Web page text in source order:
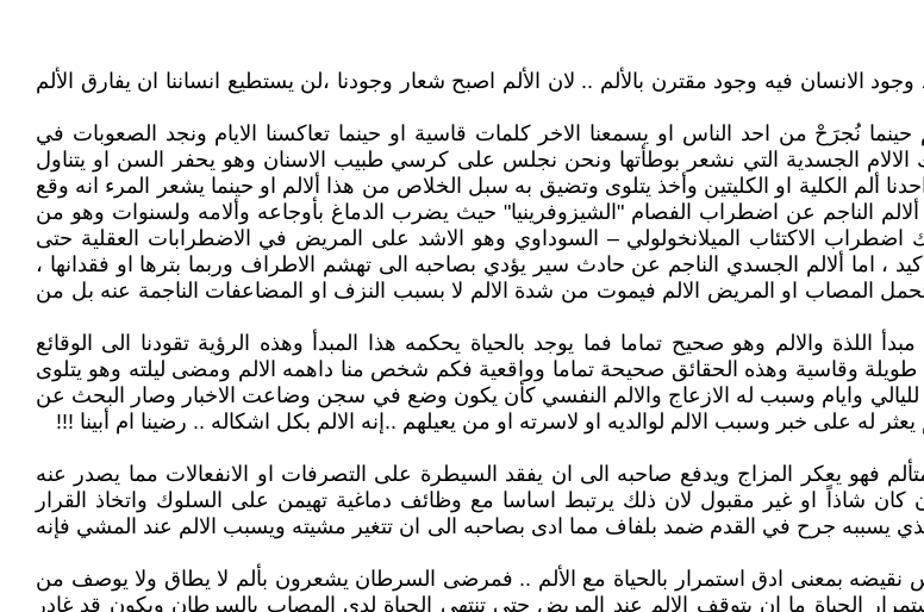
الانسان فيه وجود مقترن بالألم .. لان الألم اصبح شعار وجودنا ،لن يستطيع انساننا ان يفارق الألم
حينما نُجرَحْ من احد الناس او يسمعنا الاخر كلمات قاسية او حينما تعاكسنا الايام ونجد الصعوبات في
الالام الجسدية التي نشعر بوطأتها ونحن نجلس على كرسي طبيب الاسنان وهو يحفر السن او يتناول
ألم الكلية او الكليتين وأخذ يتلوى وتضيق به سبل الخلاص من هذا ألالم او حينما يشعر المرء انه وقع
الناجم عن اضطراب الفصام "الشيزوفرينيا" حيث يضرب الدماغ بأوجاعه وألامه ولسنوات وهو من
اضطراب الاكتئاب الميلانخولولي – السوداوي وهو الاشد على المريض في الاضطرابات العقلية حتى
، اما ألالم الجسدي الناجم عن حادث سير يؤدي بصاحبه الى تهشم الاطراف وربما بترها او فقدانها ،
يتحمل المصاب او المريض الالم فيموت من شدة الالم لا بسبب النزف او المضاعفات الناجمة عنه بل من
اللذة والالم وهو صحيح تماما فما يوجد بالحياة يحكمه هذا المبدأ وهذه الرؤية تقودنا الى الوقائع
وقاسية وهذه الحقائق صحيحة تماما وواقعية فكم شخص منا داهمه الالم ومضى ليلته وهو يتلوى
وايام وسبب له الازعاج والالم النفسي كأن يكون وضع في سجن وضاعت الاخبار وصار البحث عن
له على خبر وسبب الالم لوالديه او لاسرته او من يعيلهم ..إنه الالم بكل اشكاله .. رضينا ام أبينا !!!
يعكر المزاج ويدفع صاحبه الى ان يفقد السيطرة على التصرفات او الانفعالات مما يصدر عنه
شاذاً او غير مقبول لان ذلك يرتبط اساسا مع وظائف دماغية تهيمن على السلوك واتخاذ القرار
الذي يسببه جرح في القدم ضمد بلفاف مما ادى بصاحبه الى ان تتغير مشيته ويسبب الالم عند المشي فإنه
نقيضه بمعنى ادق استمرار بالحياة مع الألم .. فمرضى السرطان يشعرون بألم لا يطاق ولا يوصف من
الحياة ما ان يتوقف الالم عند المريض حتى تنتهي الحياة لدى المصاب بالسرطان ويكون قد غادر